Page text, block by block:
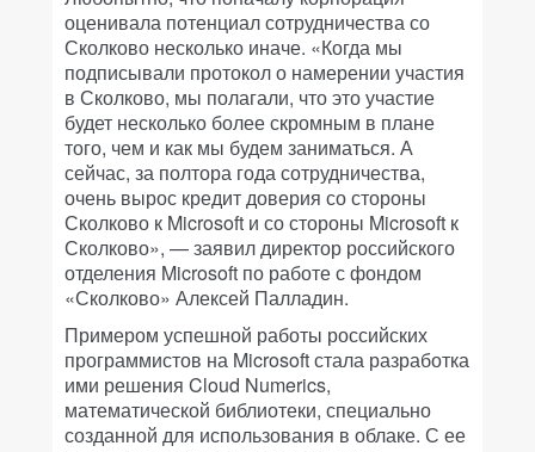
оценивала потенциал сотрудничества со
Сколково несколько иначе. «Когда мы
подписывали протокол о намерении участия
в Сколково, мы полагали, что это участие
будет несколько более скромным в плане
того, чем и как мы будем заниматься. А
сейчас, за полтора года сотрудничества,
очень вырос кредит доверия со стороны
Сколково к Microsoft и со стороны Microsoft к
Сколково», — заявил директор российского
отделения Microsoft по работе с фондом
«Сколково» Алексей Палладин.
Примером успешной работы российских
программистов на Microsoft стала разработка
ими решения Cloud Numerics,
математической библиотеки, специально
созданной для использования в облаке. С ее